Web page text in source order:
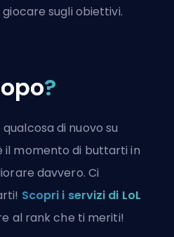
sugli obiettivi.
?
di nuovo su
il momento di buttarti in
davvero. Ci
Scopri i servizi di LoL
al rank che ti meriti!